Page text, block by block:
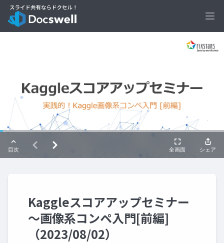
Kaggleスコアアップセミナー
～画像系コンペ入門[前編]
（2023/08/02）